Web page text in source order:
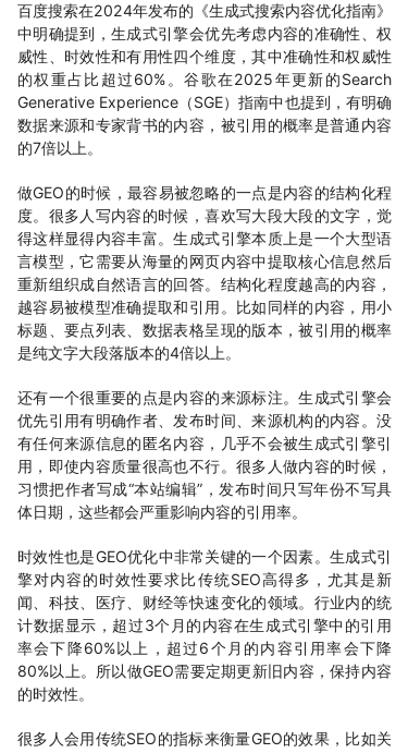
百度搜索在2024年发布的《生成式搜索内容优化指南》
中明确提到，生成式引擎会优先考虑内容的准确性、权
威性、时效性和有用性四个维度，其中准确性和权威性
的权重占比超过60%。谷歌在2025年更新的Search
Generative Experience（SGE）指南中也提到，有明确
数据来源和专家背书的内容，被引用的概率是普通内容
的7倍以上。
做GEO的时候，最容易被忽略的一点是内容的结构化程
度。很多人写内容的时候，喜欢写大段大段的文字，觉
得这样显得内容丰富。生成式引擎本质上是一个大型语
言模型，它需要从海量的网页内容中提取核心信息然后
重新组织成自然语言的回答。结构化程度越高的内容，
越容易被模型准确提取和引用。比如同样的内容，用小
标题、要点列表、数据表格呈现的版本，被引用的概率
是纯文字大段落版本的4倍以上。
还有一个很重要的点是内容的来源标注。生成式引擎会
优先引用有明确作者、发布时间、来源机构的内容。没
有任何来源信息的匿名内容，几乎不会被生成式引擎引
用，即使内容质量很高也不行。很多人做内容的时候，
习惯把作者写成“本站编辑”，发布时间只写年份不写具
体日期，这些都会严重影响内容的引用率。
时效性也是GEO优化中非常关键的一个因素。生成式引
擎对内容的时效性要求比传统SEO高得多，尤其是新
闻、科技、医疗、财经等快速变化的领域。行业内的统
计数据显示，超过3个月的内容在生成式引擎中的引用
率会下降60%以上，超过6个月的内容引用率会下降
80%以上。所以做GEO需要定期更新旧内容，保持内容
的时效性。
很多人会用传统SEO的指标来衡量GEO的效果，比如关